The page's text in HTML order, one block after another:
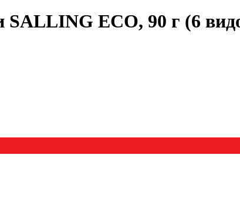
SALLING ECO, 90 г (6